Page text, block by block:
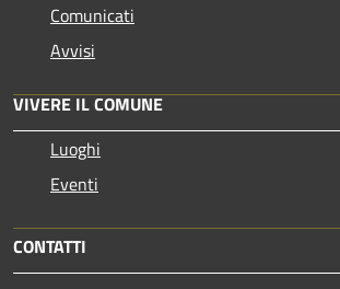
Comunicati
Avvisi
VIVERE IL COMUNE
Luoghi
Eventi
CONTATTI